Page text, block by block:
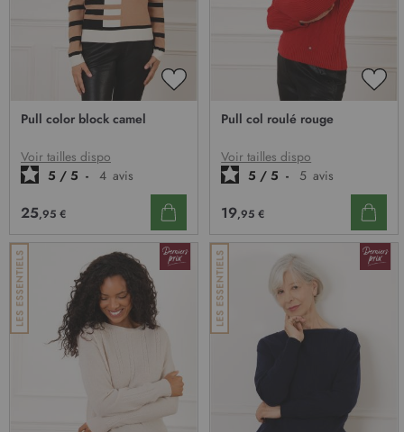
AJOUTER
D’ENVIE
Pull color block camel
Voir tailles dispo
5 / 5 - 4 avis
25,95 €
Pull col roulé rouge
Voir tailles dispo
5 / 5 - 5 avis
19,95 €